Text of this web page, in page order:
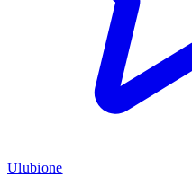
Ulubione